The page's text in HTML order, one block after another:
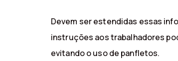
Devem ser estendidas essas
instruções aos trabalhadores
evitando o uso de panfletos.